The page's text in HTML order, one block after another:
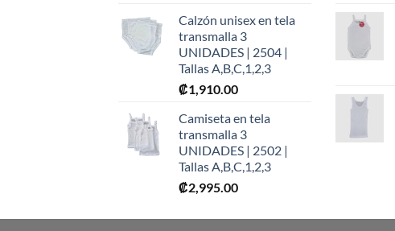
Calzón unisex en tela
transmalla 3
UNIDADES | 2504 |
Tallas A,B,C,1,2,3
₡1,910.00
Camiseta en tela
transmalla 3
UNIDADES | 2502 |
Tallas A,B,C,1,2,3
₡2,995.00